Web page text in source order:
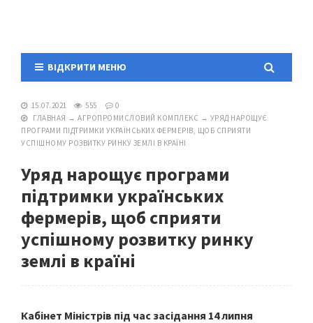
ВІДКРИТИ МЕНЮ
15.07.2021 555
0
ГЛАВНАЯ → АГРОПРОМИСЛОВИЙ КОМПЛЕКС → УРЯД НАРОЩУЄ
ПРОГРАМИ ПІДТРИМКИ УКРАЇНСЬКИХ ФЕРМЕРІВ, ЩОБ СПРИЯТИ
УСПІШНОМУ РОЗВИТКУ РИНКУ ЗЕМЛІ В КРАЇНІ
Уряд нарощує програми
підтримки українських
фермерів, щоб сприяти
успішному розвитку ринку
землі в країні
Кабінет Міністрів під час засідання 14 липня